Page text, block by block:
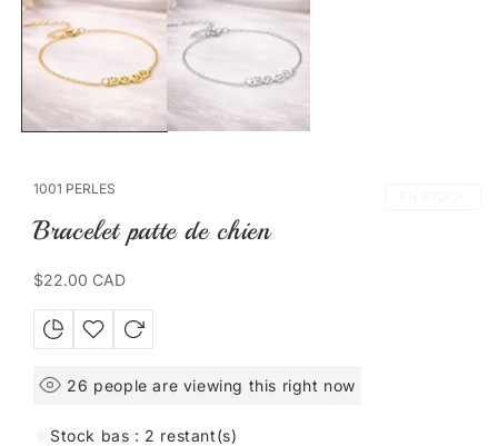
média
1
dans
une
fenêtre
1001 PERLES
Bracelet patte de chien
Prix
$22.00 CAD
26 people are viewing this right now
Stock bas : 2 restant(s)